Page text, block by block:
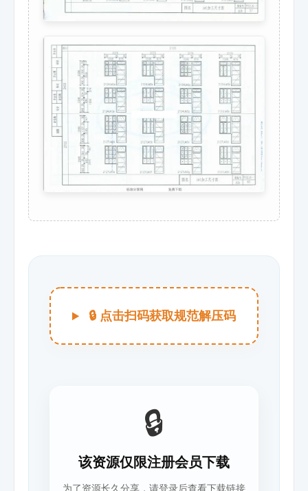
🔒 点击扫码获取规范解压码
🔒
该资源仅限注册会员下载
为了资源长久分享，请登录后查看下载链接